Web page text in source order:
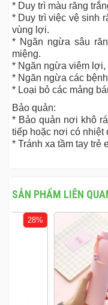
* Duy trì màu răng
* Duy trì việc vệ sinh
vùng lợi.
* Ngăn ngừa sâu
miệng.
* Ngăn ngừa viêm lợi,
* Ngăn ngừa các
* Loại bỏ các mảng
Bảo quản:
* Bảo quản nơi khô
tiếp hoặc nơi có nhiệt
* Tránh xa tầm tay trẻ
SẢN PHẨM LIÊN